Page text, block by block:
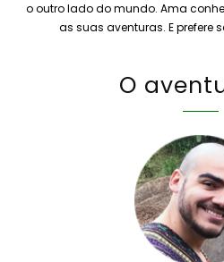
o outro lado do mundo. Ama
as suas aventuras. E prefere
O